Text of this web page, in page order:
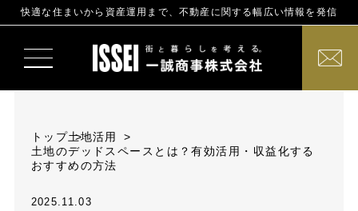
快適な住まいから資産運用まで、不動産に関する幅広い情報を発信
トップ土地活用
土地のデッドスペースとは？有効活用・収益化する
おすすめの方法
2025.11.03